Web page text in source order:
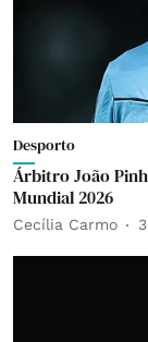
Desporto
Árbitro João
Mundial 2026
Cecília Carmo